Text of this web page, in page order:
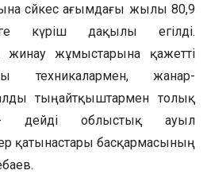
сәйкес ағымдағы жылы 80,9
күріш дақылы егілді.
жинау жұмыстарына қажетті
техникалармен, жанар-
тыңайтқыштармен толық
дейді облыстық ауыл
қатынастары басқармасының